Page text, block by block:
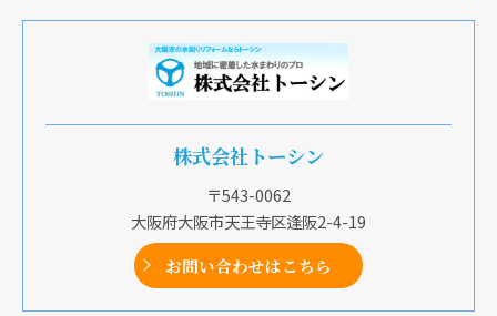
株式会社トーシン
〒543-0062
大阪府大阪市天王寺区逢阪2-4-19
お問い合わせはこちら